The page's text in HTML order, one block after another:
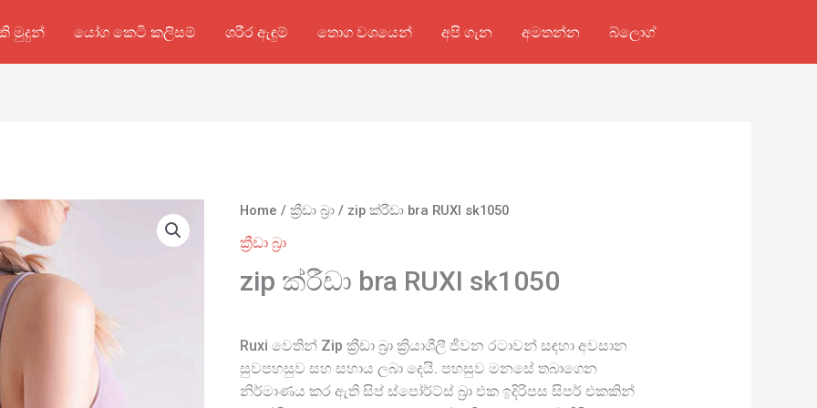
මුදුන් යෝග කෙටි කලිසම් ශරීර ඇඳුම් තොග වශයෙන් අපි ගැන අමතන්න බ්ලොග්
Home /ක්‍රීඩා බ්‍රා / zip ක්රීඩා bra RUXI sk1050
ක්‍රීඩා බ්‍රා
zip ක්රීඩා bra RUXI sk1050
Ruxi වෙතින් Zip ක්‍රීඩා බ්‍රා ක්‍රියාශීලී ජීවන රටාවන් සඳහා අවසාන
සුවපහසුව සහ සහාය ලබා දෙයි. පහසුව මනසේ තබාගෙන
නිර්මාණය කර ඇති සිප් ස්පෝර්ට්ස් බ්‍රා එක ඉදිරිපස සිපර් එකකින්